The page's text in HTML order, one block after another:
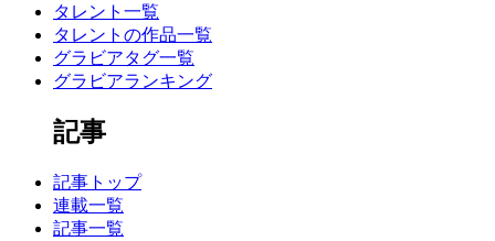
タレント一覧
タレントの作品一覧
グラビアタグ一覧
グラビアランキング
記事
記事トップ
連載一覧
記事一覧